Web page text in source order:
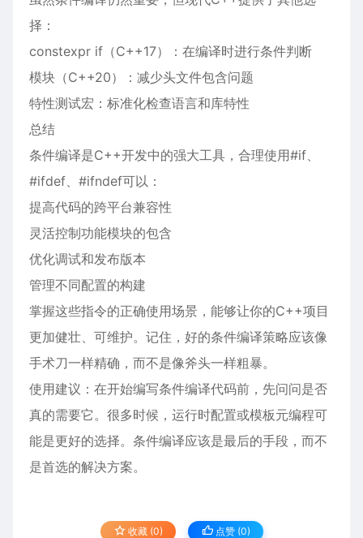
择：
constexpr if（C++17）：在编译时进行条件判断
模块（C++20）：减少头文件包含问题
特性测试宏：标准化检查语言和库特性
总结
条件编译是C++开发中的强大工具，合理使用#if、
#ifdef、#ifndef可以：
提高代码的跨平台兼容性
灵活控制功能模块的包含
优化调试和发布版本
管理不同配置的构建
掌握这些指令的正确使用场景，能够让你的C++项目
更加健壮、可维护。记住，好的条件编译策略应该像
手术刀一样精确，而不是像斧头一样粗暴。
使用建议：在开始编写条件编译代码前，先问问是否
真的需要它。很多时候，运行时配置或模板元编程可
能是更好的选择。条件编译应该是最后的手段，而不
是首选的解决方案。
收藏 (0) 点赞 (0)